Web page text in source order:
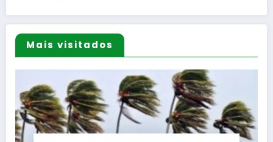
Mais visitados